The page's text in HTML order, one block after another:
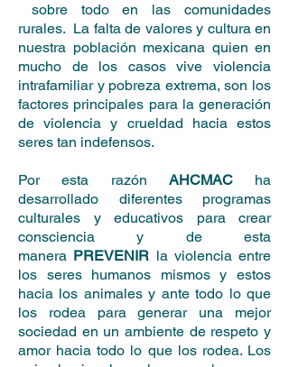
sobre todo en las comunidades
rurales. La falta de valores y cultura en
nuestra población mexicana quien en
mucho de los casos vive violencia
intrafamiliar y pobreza extrema, son los
factores principales para la generación
de violencia y crueldad hacia estos
seres tan indefensos.
Por esta razón AHCMACha
desarrollado diferentes programas
culturales y educativos para crear
consciencia y de esta
manera PREVENIR la violencia entre
los seres humanos mismos y estos
hacia los animales y ante todo lo que
los rodea para generar una mejor
sociedad en un ambiente de respeto y
amor hacia todo lo que los rodea. Los